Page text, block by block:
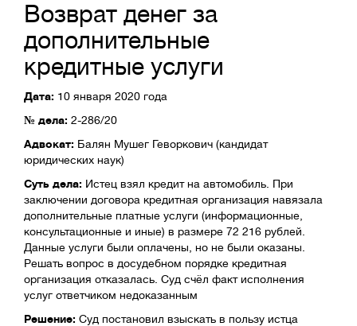
Возврат денег за
дополнительные
кредитные услуги
Дата: 10 января 2020 года
№ дела: 2-286/20
Адвокат: Балян Мушег Геворкович (кандидат
юридических наук)
Суть дела: Истец взял кредит на автомобиль. При
заключении договора кредитная организация навязала
дополнительные платные услуги (информационные,
консультационные и иные) в размере 72 216 рублей.
Данные услуги были оплачены, но не были оказаны.
Решать вопрос в досудебном порядке кредитная
организация отказалась. Суд счёл факт исполнения
услуг ответчиком недоказанным
Решение: Суд постановил взыскать в пользу истца